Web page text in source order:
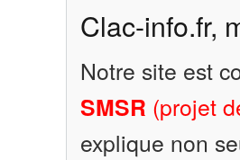
Clac-info.fr,
Notre site est
SMSR (projet
explique non